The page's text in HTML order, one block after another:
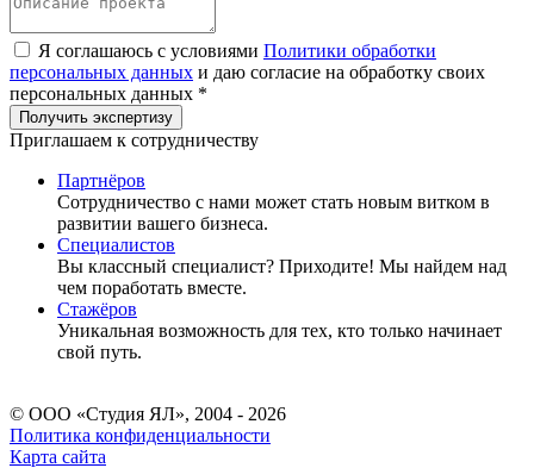
Я соглашаюсь с условиями Политики обработки
персональных данных и даю согласие на обработку своих
персональных данных *
Приглашаем к сотрудничеству
Партнёров
Сотрудничество c нами может стать новым витком в
развитии вашего бизнеса.
Специалистов
Вы классный специалист? Приходите! Мы найдем над
чем поработать вместе.
Стажёров
Уникальная возможность для тех, кто только начинает
свой путь.
© ООО «Студия ЯЛ», 2004 - 2026
Политика конфиденциальности
Карта сайта